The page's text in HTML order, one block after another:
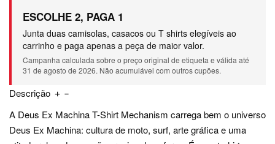
ESCOLHE 2, PAGA 1
Junta duas camisolas, casacos ou T shirts elegíveis ao
carrinho e paga apenas a peça de maior valor.
Campanha calculada sobre o preço original de etiqueta e válida até
31 de agosto de 2026. Não acumulável com outros cupões.
Descrição
A Deus Ex Machina T-Shirt Mechanism carrega bem o universo
Deus Ex Machina: cultura de moto, surf, arte gráfica e uma